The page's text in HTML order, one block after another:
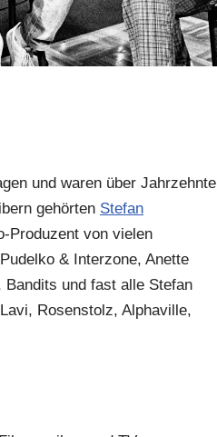
und waren über Jahrzehnte
gehörten Stefan
Produzent von vielen
& Interzone, Anette
und fast alle Stefan
Rosenstolz, Alphaville,